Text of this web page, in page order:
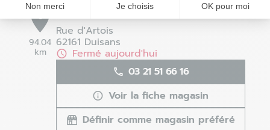
Non merci Je choisis OK pour moi
8
94.04
km
Arras - Duisans - Fermé
Rue d'Artois
62161 Duisans
Fermé aujourd'hui
03 21 51 66 16
Voir la fiche magasin
Définir comme magasin préféré